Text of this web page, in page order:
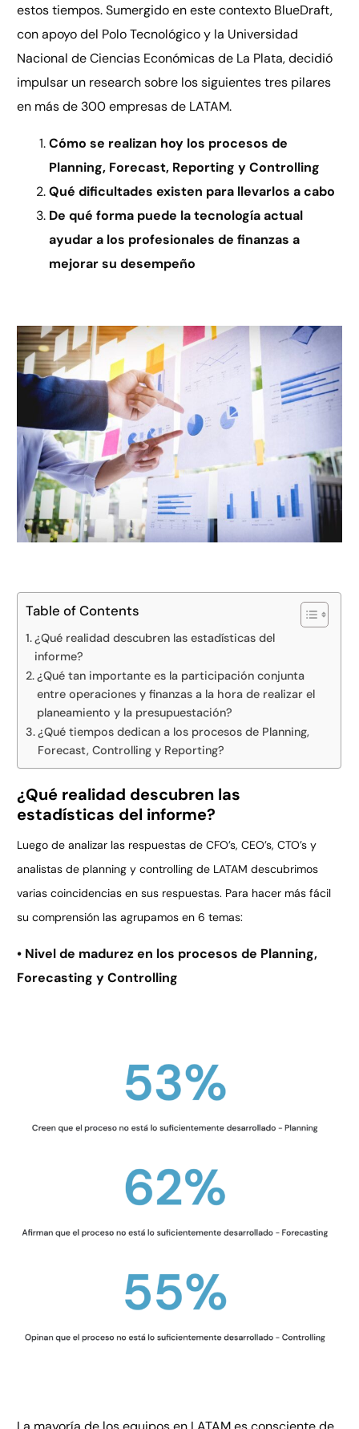
estos tiempos. Sumergido en este contexto BlueDraft,
con apoyo del Polo Tecnológico y la Universidad
Nacional de Ciencias Económicas de La Plata, decidió
impulsar un research sobre los siguientes tres pilares
en más de 300 empresas de LATAM.
Cómo se realizan hoy los procesos de
Planning, Forecast, Reporting y Controlling
Qué dificultades existen para llevarlos a cabo
De qué forma puede la tecnología actual
ayudar a los profesionales de finanzas a
mejorar su desempeño
Table of Contents
¿Qué realidad descubren las estadísticas del
informe?
¿Qué tan importante es la participación conjunta
entre operaciones y finanzas a la hora de realizar el
planeamiento y la presupuestación?
¿Qué tiempos dedican a los procesos de Planning,
Forecast, Controlling y Reporting?
¿Qué realidad descubren las
estadísticas del informe?
Luego de analizar las respuestas de CFO’s, CEO’s, CTO’s y
analistas de planning y controlling de LATAM descubrimos
varias coincidencias en sus respuestas. Para hacer más fácil
su comprensión las agrupamos en 6 temas:
• Nivel de madurez en los procesos de Planning,
Forecasting y Controlling